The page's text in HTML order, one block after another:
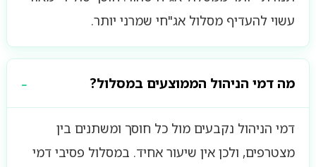
עשוי להעדיף מסלול אג"חי שמרני יותר.
מה דמי הניהול הממוצעים במסלול?
דמי הניהול נקבעים מול כל חוסך ומשתנים בין
מצטרפים, ולכן אין שיעור אחיד. במסלול פסיבי דמי